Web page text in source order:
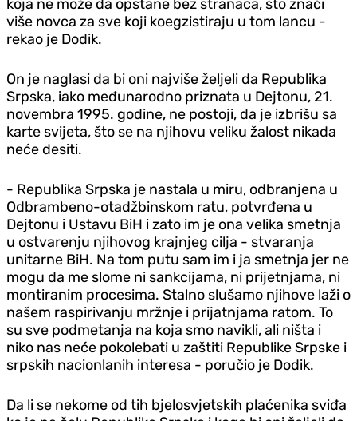
koja ne može da opstane bez stranaca, što znači
više novca za sve koji koegzistiraju u tom lancu -
rekao je Dodik.
On je naglasi da bi oni najviše željeli da Republika
Srpska, iako međunarodno priznata u Dejtonu, 21.
novembra 1995. godine, ne postoji, da je izbrišu sa
karte svijeta, što se na njihovu veliku žalost nikada
neće desiti.
- Republika Srpska je nastala u miru, odbranjena u
Odbrambeno-otadžbinskom ratu, potvrđena u
Dejtonu i Ustavu BiH i zato im je ona velika smetnja
u ostvarenju njihovog krajnjeg cilja - stvaranja
unitarne BiH. Na tom putu sam im i ja smetnja jer ne
mogu da me slome ni sankcijama, ni prijetnjama, ni
montiranim procesima. Stalno slušamo njihove laži o
našem raspirivanju mržnje i prijatnjama ratom. To
su sve podmetanja na koja smo navikli, ali ništa i
niko nas neće pokolebati u zaštiti Republike Srpske i
srpskih nacionlanih interesa - poručio je Dodik.
Da li se nekome od tih bjelosvjetskih plaćenika sviđa